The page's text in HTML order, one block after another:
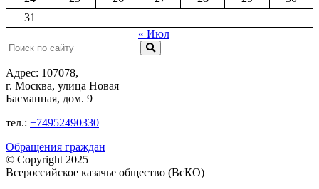
31
« Июл
Поиск:
Адрес: 107078,
г. Москва, улица Новая
Басманная, дом. 9
тел.: +74952490330
Обращения граждан
© Copyright 2025
Всероссийское казачье общество (ВсКО)